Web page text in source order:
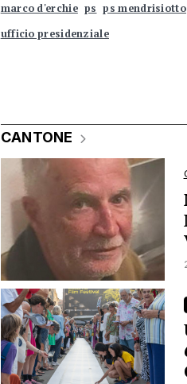
marco d'erchie ps ps mendrisiotto
ufficio presidenziale
CANTONE